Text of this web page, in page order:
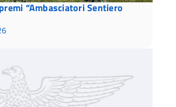
“Ambasciatori Sentiero